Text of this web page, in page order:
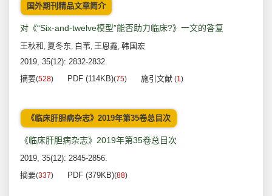
国外期刊精品文章简介
对《“Six-and-twelve模型”能否助力临床?》一文的答复
王秋和 , 夏冬东, 白苇, 王恩鑫, 韩国宏
2019, 35(12): 2832-2832.
摘要(528) PDF (114KB)(75) 施引文献 (1)
《临床肝胆病杂志》2019年第35卷总目次
《临床肝胆病杂志》2019年第35卷总目次
2019, 35(12): 2845-2856.
摘要(337) PDF (379KB)(88)